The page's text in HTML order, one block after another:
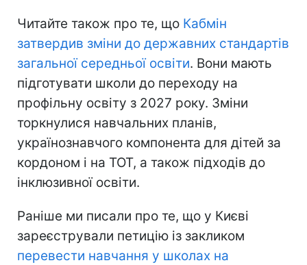
Читайте також про те, що Кабмін
затвердив зміни до державних стандартів
загальної середньої освіти. Вони мають
підготувати школи до переходу на
профільну освіту з 2027 року. Зміни
торкнулися навчальних планів,
українознавчого компонента для дітей за
кордоном і на ТОТ, а також підходів до
інклюзивної освіти.
Раніше ми писали про те, що у Києві
зареєстрували петицію із закликом
перевести навчання у школах на